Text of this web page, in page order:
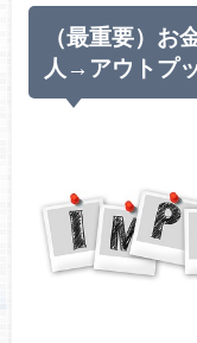
（最重要）お
人→アウトプ